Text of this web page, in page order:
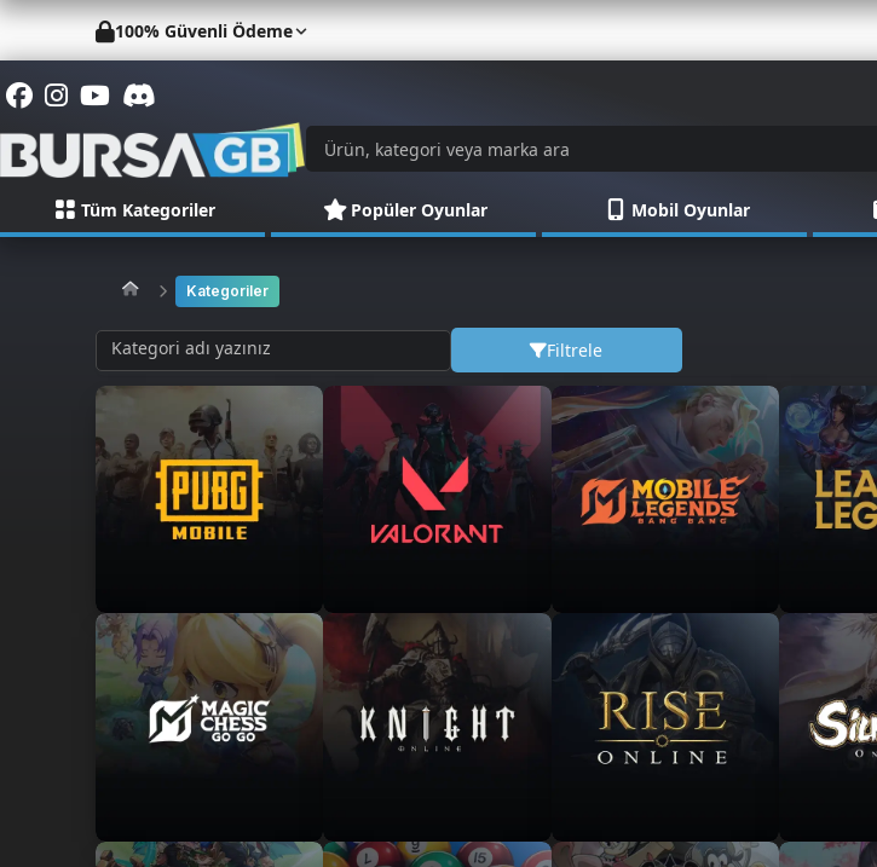
100% Güvenli Ödeme
Tüm Kategoriler Popüler Oyunlar Mobil Oyunlar
Kategoriler
Filtrele